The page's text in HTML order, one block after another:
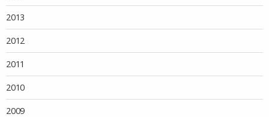
2013
2012
2011
2010
2009